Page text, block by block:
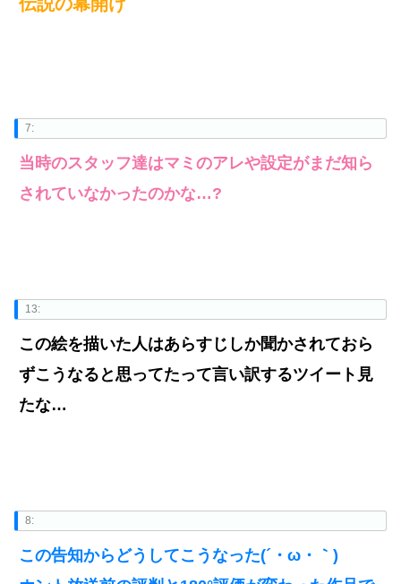
7:
当時のスタッフ達はマミのアレや設定がまだ知ら
されていなかったのかな…?
13:
この絵を描いた人はあらすじしか聞かされておら
ずこうなると思ってたって言い訳するツイート見
たな…
8:
この告知からどうしてこうなった(´・ω・｀)